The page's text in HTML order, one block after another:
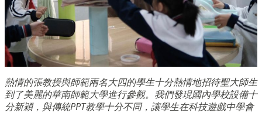
熱情的張教授與師範兩名大四的學生十分熱情地招待聖大師生
到了美麗的華南師範大學進行參觀。我們發現國內學校設備十
分新穎，與傳統PPT教學十分不同，讓學生在科技遊戲中學會